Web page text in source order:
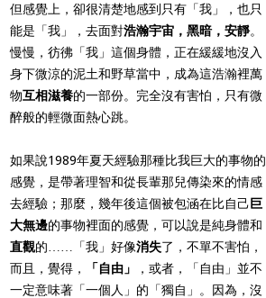
但感覺上，卻很清楚地感到只有「我」，也只
能是「我」，去面對浩瀚宇宙，黑暗，安靜。
慢慢，彷彿「我」這個身體，正在緩緩地沒入
身下微涼的泥土和野草當中，成為這浩瀚裡萬
物互相滋養的一部份。完全沒有害怕，只有微
醉般的輕微面熱心跳。
如果說1989年夏天經驗那種比我巨大的事物的
感覺，是帶著理智和從長輩那兒傳染來的情感
去經驗；那麼，幾年後這個被包涵在比自己 巨
大無邊的事物裡面的感覺，可以說是純身體和
直觀的……「我」好像消失了，不單不害怕，
而且，覺得，
「自由」
，或者，「自由」並不
一定意味著「一個人」的「獨自」。因為，沒